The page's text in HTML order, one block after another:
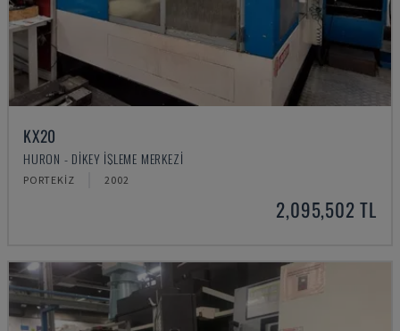
KX20
HURON - DIKEY İŞLEME MERKEZI
PORTEKIZ 2002
2,095,502 TL